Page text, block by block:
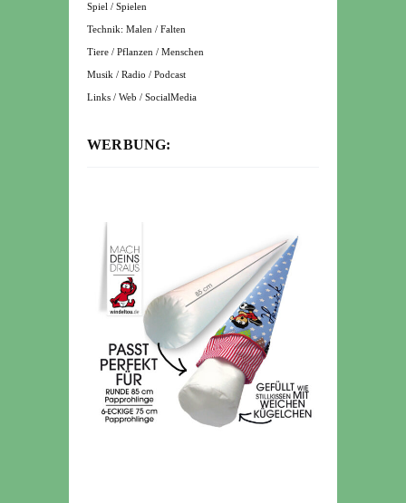
Spiel / Spielen
Technik: Malen / Falten
Tiere / Pflanzen / Menschen
Musik / Radio / Podcast
Links / Web / SocialMedia
WERBUNG: